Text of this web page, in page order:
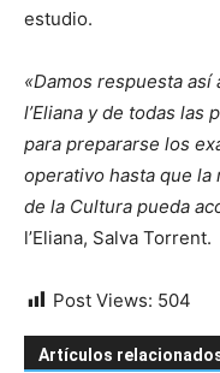
estudio.
«Damos respuesta así
l’Eliana y de todas las
para prepararse los
operativo hasta que la
de la Cultura pueda
l’Eliana, Salva Torrent.
Post Views: 504
Artículos